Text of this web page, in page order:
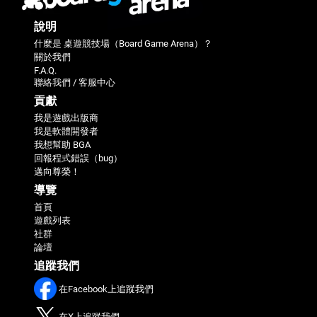
說明
什麼是 桌遊競技場（Board Game Arena）？
關於我們
F.A.Q.
聯絡我們 / 客服中心
貢獻
我是遊戲出版商
我是軟體開發者
我想幫助 BGA
回報程式錯誤（bug）
邁向尊榮！
導覽
首頁
遊戲列表
社群
論壇
追蹤我們
在Facebook上追蹤我們